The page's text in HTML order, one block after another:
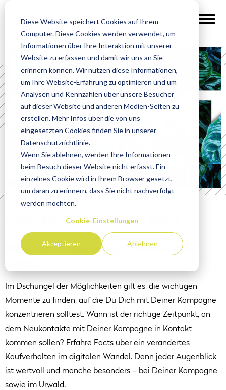
Diese Website speichert Cookies auf Ihrem
Computer. Diese Cookies werden verwendet, um
Informationen über Ihre Interaktion mit unserer
Website zu erfassen und damit wir uns an Sie
erinnern können. Wir nutzen diese Informationen,
um Ihre Website-Erfahrung zu optimieren und um
Analysen und Kennzahlen über unsere Besucher
auf dieser Website und anderen Medien-Seiten zu
erstellen. Mehr Infos über die von uns
eingesetzten Cookies finden Sie in unserer
Datenschutzrichtlinie.
Wenn Sie ablehnen, werden Ihre Informationen
beim Besuch dieser Website nicht erfasst. Ein
einzelnes Cookie wird in Ihrem Browser gesetzt,
um daran zu erinnern, dass Sie nicht nachverfolgt
werden möchten.
Cookie-Einstellungen
Akzeptieren Ablehnen
News
CONTENT STRATEGIE – TEIL 1
Wirksame Kampagnen – Dschungel-
News 3
Im Dschungel der Möglichkeiten gilt es, die wichtigen
Momente zu finden, auf die Du Dich mit Deiner Kampagne
konzentrieren solltest. Wann ist der richtige Zeitpunkt, an
dem Neukontakte mit Deiner Kampagne in Kontakt
kommen sollen? Erfahre Facts über ein verändertes
Kaufverhalten im digitalen Wandel. Denn jeder Augenblick
ist wertvoll und manche besonders – bei Deiner Kampagne
sowie im Urwald.